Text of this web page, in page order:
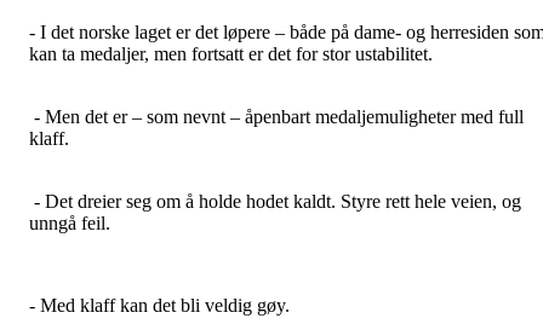
- I det norske laget er det løpere – både på dame- og herresiden
kan ta medaljer, men fortsatt er det for stor ustabilitet.
- Men det er – som nevnt – åpenbart medaljemuligheter med full
klaff.
- Det dreier seg om å holde hodet kaldt. Styre rett hele veien, og
unngå feil.
- Med klaff kan det bli veldig gøy.